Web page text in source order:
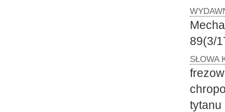
89(3/
SŁOWA
tytanu